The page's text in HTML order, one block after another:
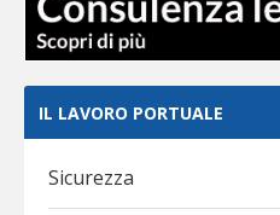
IL LAVORO PORTUALE
Sicurezza